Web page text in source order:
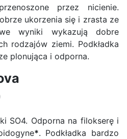
przez nicienie.
ukorzenia się i zrasta ze
wyniki wykazują dobre
rodzajów ziemi. Podkładka
plonująca i odporna.
SO4. Odporna na filokserę i
*. Podkładka bardzo